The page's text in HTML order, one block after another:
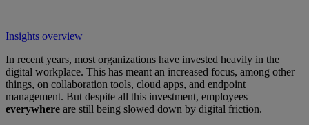
Insights overview
In recent years, most organizations have invested heavily in the
digital workplace. This has meant an increased focus, among other
things, on collaboration tools, cloud apps, and endpoint
management. But despite all this investment, employees
everywhere are still being slowed down by digital friction.